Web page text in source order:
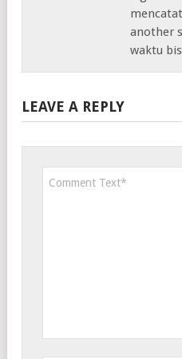
another
waktu
LEAVE A REPLY